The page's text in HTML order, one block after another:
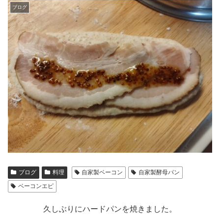
ブログ
ブログ 料理 自家製ベーコン
自家製酵母パン
ベーコンエピ
久しぶりにハードパンを焼きました。